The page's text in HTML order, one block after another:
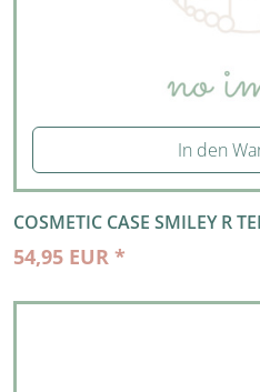
In den
COSMETIC CASE SMILEY R
54,95 EUR *